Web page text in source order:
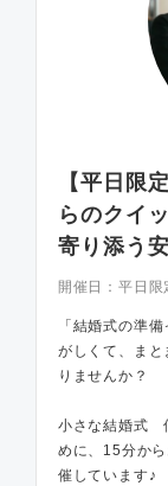
【平日限
らのクイ
寄り添う
開催日： 平日
「結婚式の準
がしくて、ま
りませんか？
小さな結婚式
めに、15分か
催しています♪